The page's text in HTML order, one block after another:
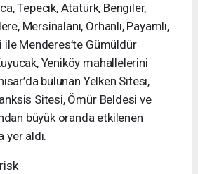
Tepecik, Atatürk, Bengiler,
Mersinalanı, Orhanlı, Payamlı,
Menderes’te Gümüldür
Yeniköy mahallelerini
bulunan Yelken Sitesi,
Sitesi, Ömür Beldesi ve
büyük oranda etkilenen
yer aldı.